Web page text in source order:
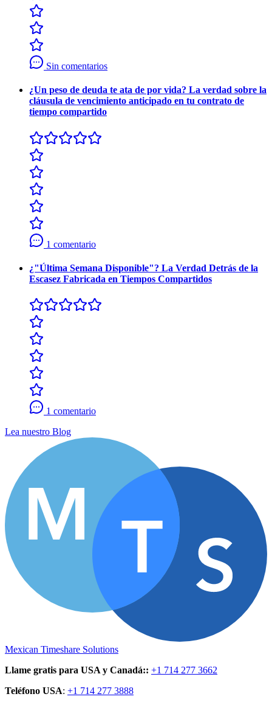
Sin comentarios
¿Un peso de deuda te ata de por vida? La verdad sobre la
cláusula de vencimiento anticipado en tu contrato de
tiempo compartido
1 comentario
¿"Última Semana Disponible"? La Verdad Detrás de la
Escasez Fabricada en Tiempos Compartidos
1 comentario
Lea nuestro Blog
Mexican Timeshare Solutions
Llame gratis para USA y Canadá:: +1 714 277 3662
Teléfono USA: +1 714 277 3888